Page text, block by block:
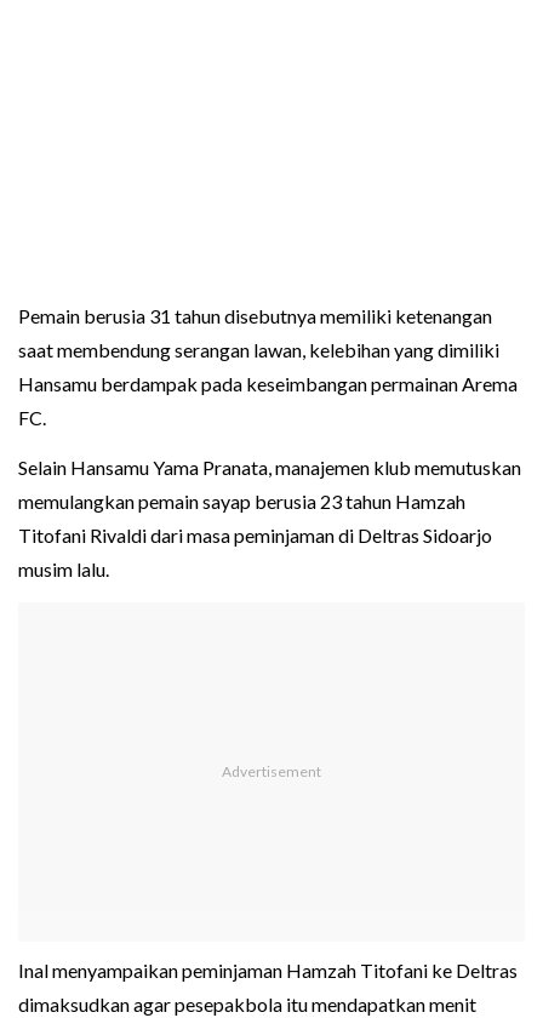
Pemain berusia 31 tahun disebutnya memiliki ketenangan
saat membendung serangan lawan, kelebihan yang dimiliki
Hansamu berdampak pada keseimbangan permainan Arema
FC.
Selain Hansamu Yama Pranata, manajemen klub memutuskan
memulangkan pemain sayap berusia 23 tahun Hamzah
Titofani Rivaldi dari masa peminjaman di Deltras Sidoarjo
musim lalu.
Inal menyampaikan peminjaman Hamzah Titofani ke Deltras
dimaksudkan agar pesepakbola itu mendapatkan menit